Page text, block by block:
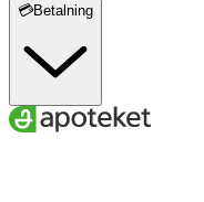
💳Betalning